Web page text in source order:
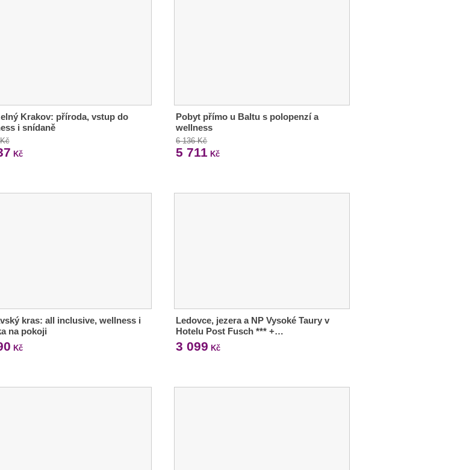
Krakov: příroda, vstup do
i snídaně
Kč
Pobyt přímo u Baltu s polopenzí a
wellness
6 136 Kč
5 711 Kč
kras: all inclusive, wellness i
na pokoji
Kč
Ledovce, jezera a NP Vysoké Taury v
Hotelu Post Fusch *** +…
3 099 Kč